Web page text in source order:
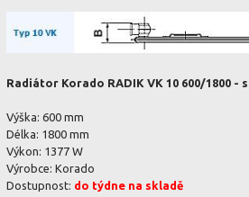
Radiátor Korado RADIK VK 10 600/1800
Výška: 600 mm
Délka: 1800 mm
Výkon: 1377 W
Výrobce: Korado
Dostupnost: do týdne na skladě